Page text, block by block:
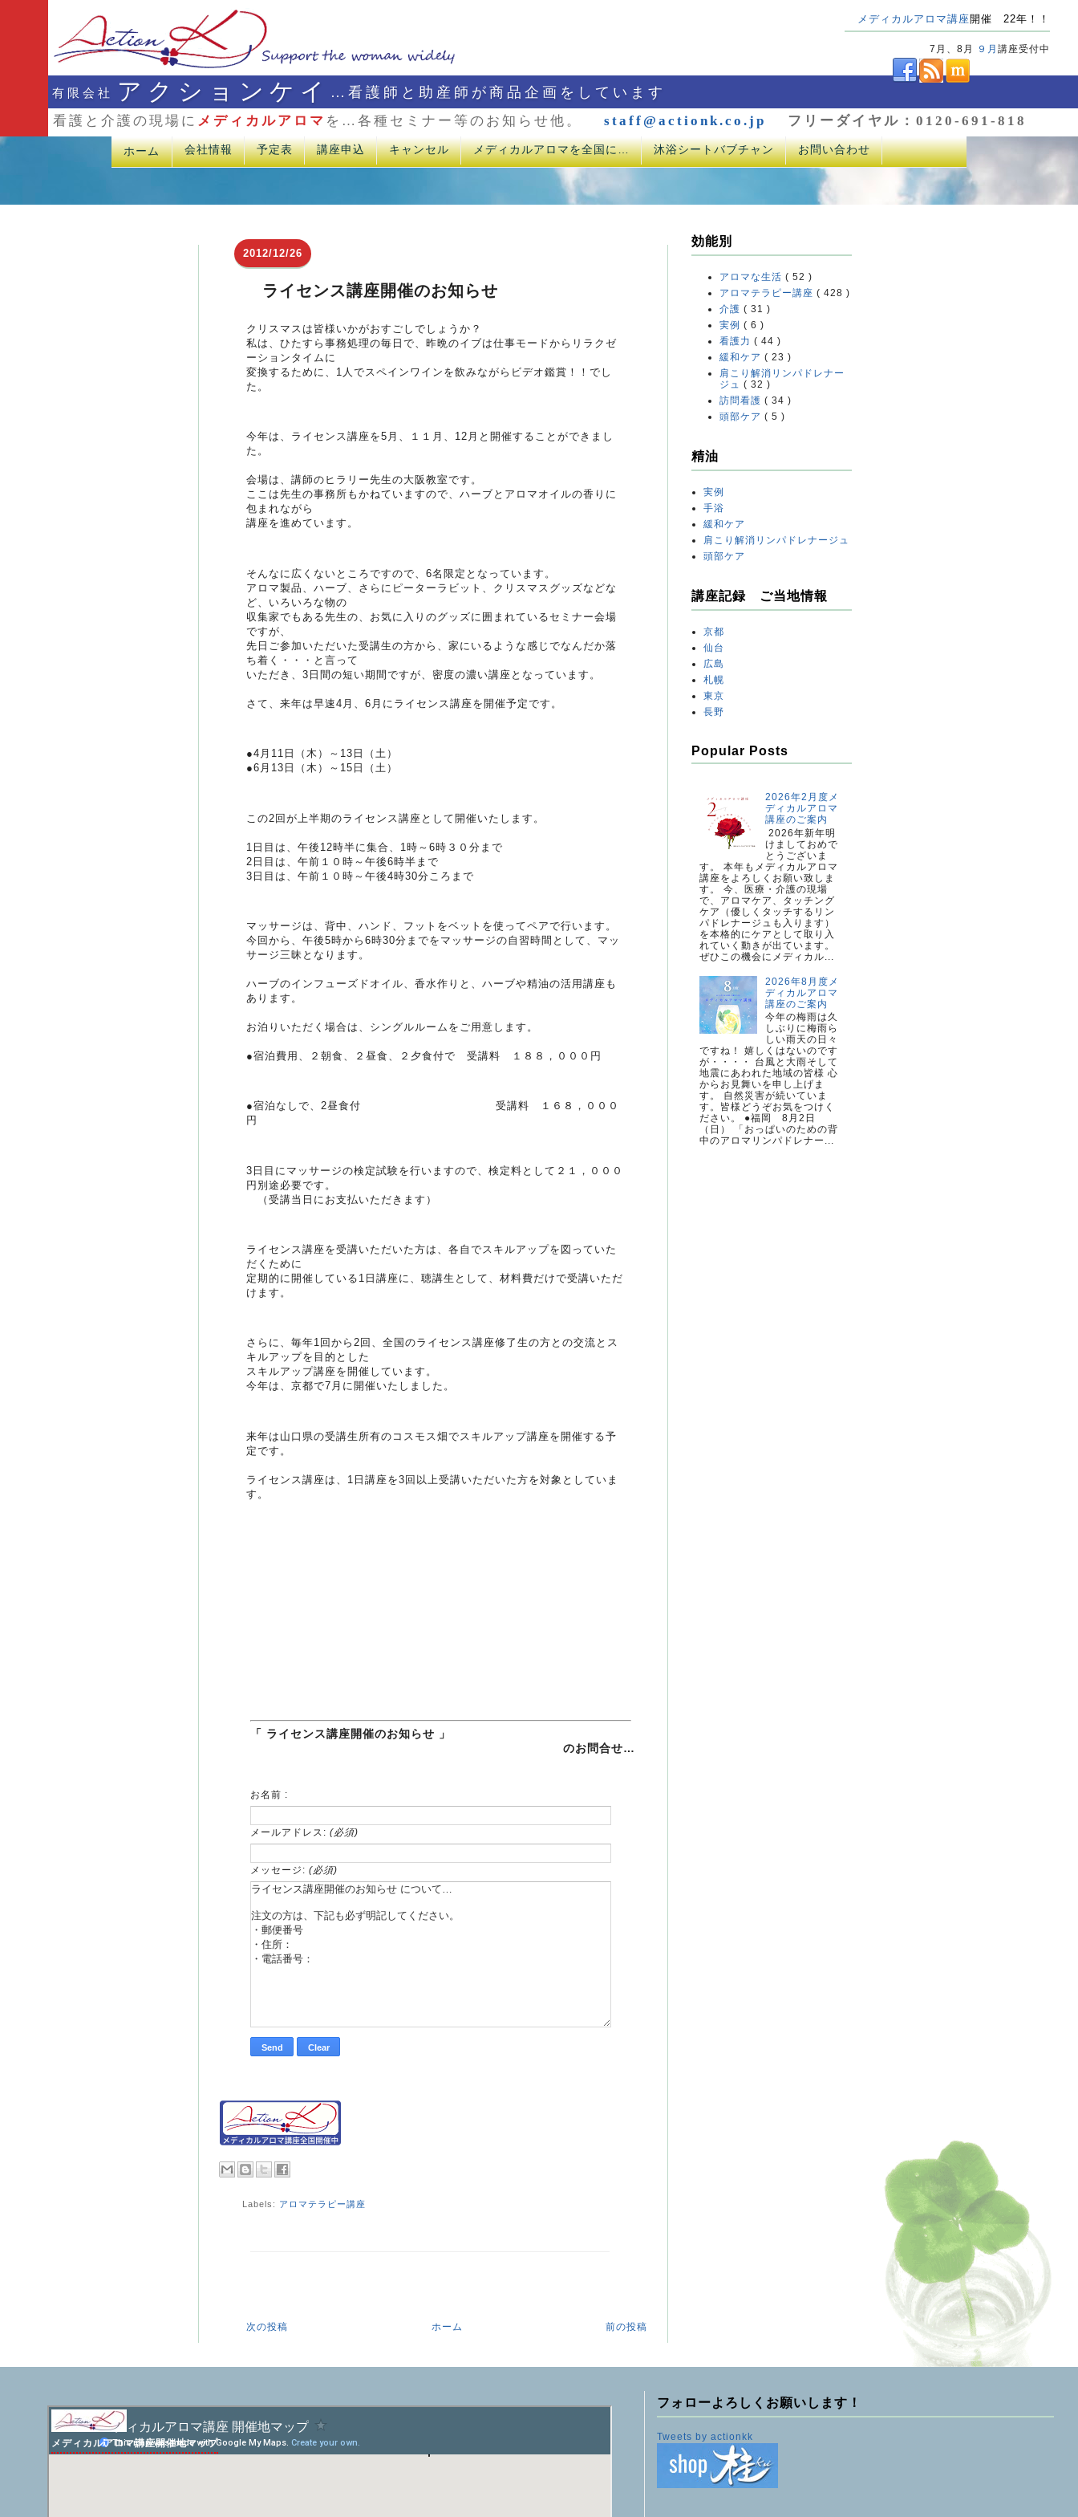
メディカルアロマ講座開催 22年！！
7月、8月 ９月 講座受付中
有限会社 アクションケイ …看護師と助産師が商品企画をしています
看護と介護の現場に メディカルアロマ を…各種セミナー等のお知らせ他。 staff@actionk.co.jp フリーダイヤル：0120-691-818
ホーム 会社情報 予定表 講座申込 キャンセル メディカルアロマを全国に… 沐浴シートバブチャン お問い合わせ
2012/12/26
ライセンス講座開催のお知らせ
クリスマスは皆様いかがおすごしでしょうか？
私は、ひたすら事務処理の毎日で、昨晩のイブは仕事モードからリラクゼ
ーションタイムに
変換するために、1人でスペインワインを飲みながらビデオ鑑賞！！でし
た。
今年は、ライセンス講座を5月、１１月、12月と開催することができまし
た。
会場は、講師のヒラリー先生の大阪教室です。
ここは先生の事務所もかねていますので、ハーブとアロマオイルの香りに
包まれながら
講座を進めています。
そんなに広くないところですので、6名限定となっています。
アロマ製品、ハーブ、さらにピーターラビット、クリスマスグッズなどな
ど、いろいろな物の
収集家でもある先生の、お気に入りのグッズに囲まれているセミナー会場
ですが、
先日ご参加いただいた受講生の方から、家にいるような感じでなんだか落
ち着く・・・と言って
いただき、3日間の短い期間ですが、密度の濃い講座となっています。
さて、来年は早速4月、6月にライセンス講座を開催予定です。
●4月11日（木）～13日（土）
●6月13日（木）～15日（土）
この2回が上半期のライセンス講座として開催いたします。
1日目は、午後12時半に集合、1時～6時３０分まで
2日目は、午前１０時～午後6時半まで
3日目は、午前１０時～午後4時30分ころまで
マッサージは、背中、ハンド、フットをベットを使ってペアで行います。
今回から、午後5時から6時30分までをマッサージの自習時間として、マッ
サージ三昧となります。
ハーブのインフューズドオイル、香水作りと、ハーブや精油の活用講座も
あります。
お泊りいただく場合は、シングルルームをご用意します。
●宿泊費用、２朝食、２昼食、２夕食付で 受講料 １８８，０００円
●宿泊なしで、2昼食付 受講料 １６８，０００
円
3日目にマッサージの検定試験を行いますので、検定料として２１，０００
円別途必要です。
（受講当日にお支払いただきます）
ライセンス講座を受講いただいた方は、各自でスキルアップを図っていた
だくために
定期的に開催している1日講座に、聴講生として、材料費だけで受講いただ
けます。
さらに、毎年1回から2回、全国のライセンス講座修了生の方との交流とス
キルアップを目的とした
スキルアップ講座を開催しています。
今年は、京都で7月に開催いたしました。
来年は山口県の受講生所有のコスモス畑でスキルアップ講座を開催する予
定です。
ライセンス講座は、1日講座を3回以上受講いただいた方を対象としていま
す。
「 ライセンス講座開催のお知らせ 」
のお問合せ…
お名前 :
メールアドレス: (必須)
メッセージ: (必須)
Labels: アロマテラピー講座
次の投稿 前の投稿
ホーム
効能別
アロマな生活 ( 52 )
アロマテラピー講座 ( 428 )
介護 ( 31 )
実例 ( 6 )
看護力 ( 44 )
緩和ケア ( 23 )
肩こり解消リンパドレナー
ジュ ( 32 )
訪問看護 ( 34 )
頭部ケア ( 5 )
精油
実例
手浴
緩和ケア
肩こり解消リンパドレナージュ
頭部ケア
講座記録 ご当地情報
京都
仙台
広島
札幌
東京
長野
Popular Posts
2026年2月度メ
ディカルアロマ
講座のご案内
2026年新年明
けましておめで
とうございま
す。 本年もメディカルアロマ
講座をよろしくお願い致しま
す。 今、医療・介護の現場
で、アロマケア、タッチング
ケア（優しくタッチするリン
パドレナージュも入ります）
を本格的にケアとして取り入
れていく動きが出ています。
ぜひこの機会にメディカル...
2026年8月度メ
ディカルアロマ
講座のご案内
今年の梅雨は久
しぶりに梅雨ら
しい雨天の日々
ですね！ 嬉しくはないのです
が・・・・ 台風と大雨そして
地震にあわれた地域の皆様 心
からお見舞いを申し上げま
す。 自然災害が続いていま
す。皆様どうぞお気をつけく
ださい。 ●福岡 8月2日
（日） 「おっぱいのための背
中のアロマリンパドレナー...
メディカルアロマ講座開催地マップ
フォローよろしくお願いします！
Tweets by actionkk